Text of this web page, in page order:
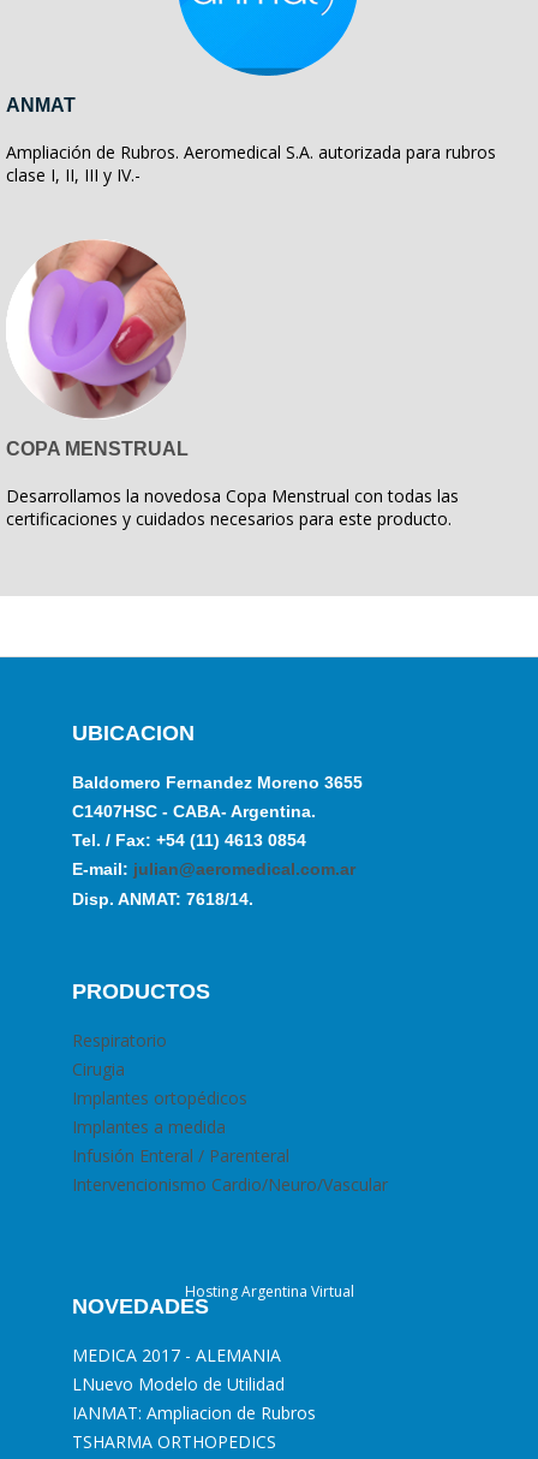
ANMAT
Ampliación de Rubros. Aeromedical S.A. autorizada para rubros
clase I, II, III y IV.-
COPA MENSTRUAL
Desarrollamos la novedosa Copa Menstrual con todas las
certificaciones y cuidados necesarios para este producto.
UBICACION
Baldomero Fernandez Moreno 3655
C1407HSC - CABA- Argentina.
Tel. / Fax: +54 (11) 4613 0854
E-mail: julian@aeromedical.com.ar
Disp. ANMAT: 7618/14.
PRODUCTOS
Respiratorio
Cirugia
Implantes ortopédicos
Implantes a medida
Infusión Enteral / Parenteral
Intervencionismo Cardio/Neuro/Vascular
NOVEDADES
MEDICA 2017 - ALEMANIA
LNuevo Modelo de Utilidad
IANMAT: Ampliacion de Rubros
TSHARMA ORTHOPEDICS
Hosting Argentina Virtual